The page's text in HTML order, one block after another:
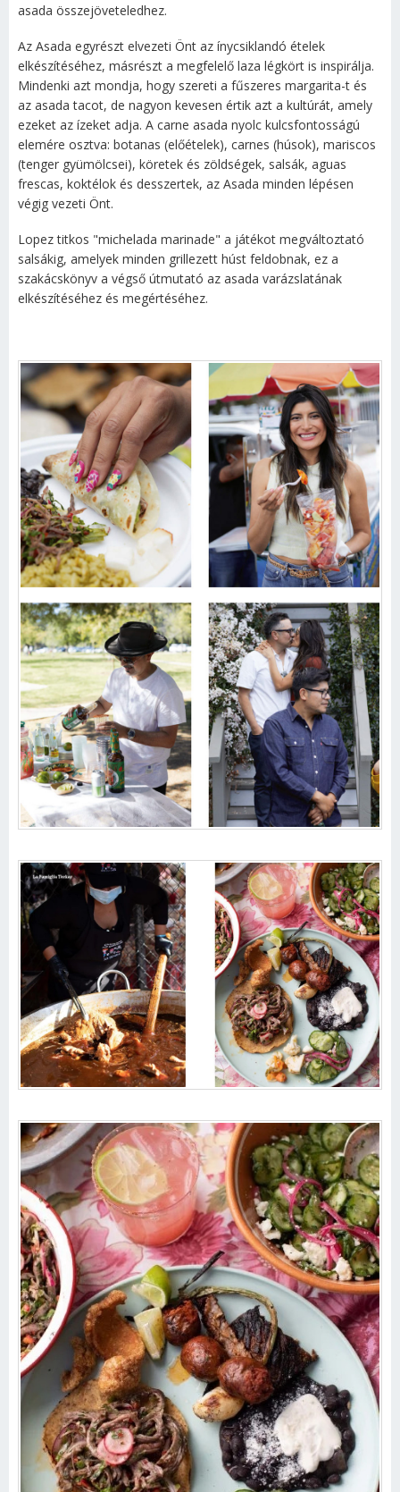
asada összejöveteledhez.
Az Asada egyrészt elvezeti Önt az ínycsiklandó ételek
elkészítéséhez, másrészt a megfelelő laza légkört is inspirálja.
Mindenki azt mondja, hogy szereti a fűszeres margarita-t és
az asada tacot, de nagyon kevesen értik azt a kultúrát, amely
ezeket az ízeket adja. A carne asada nyolc kulcsfontosságú
elemére osztva: botanas (előételek), carnes (húsok), mariscos
(tenger gyümölcsei), köretek és zöldségek, salsák, aguas
frescas, koktélok és desszertek, az Asada minden lépésen
végig vezeti Önt.
Lopez titkos "michelada marinade" a játékot megváltoztató
salsákig, amelyek minden grillezett húst feldobnak, ez a
szakácskönyv a végső útmutató az asada varázslatának
elkészítéséhez és megértéséhez.